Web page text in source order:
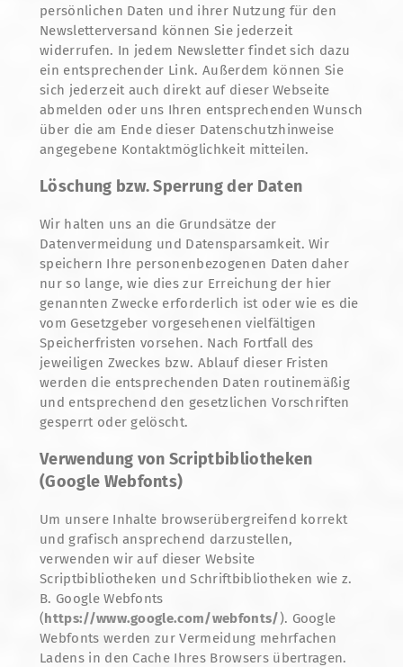
persönlichen Daten und ihrer Nutzung für den
Newsletterversand können Sie jederzeit
widerrufen. In jedem Newsletter findet sich dazu
ein entsprechender Link. Außerdem können Sie
sich jederzeit auch direkt auf dieser Webseite
abmelden oder uns Ihren entsprechenden Wunsch
über die am Ende dieser Datenschutzhinweise
angegebene Kontaktmöglichkeit mitteilen.
Löschung bzw. Sperrung der Daten
Wir halten uns an die Grundsätze der
Datenvermeidung und Datensparsamkeit. Wir
speichern Ihre personenbezogenen Daten daher
nur so lange, wie dies zur Erreichung der hier
genannten Zwecke erforderlich ist oder wie es die
vom Gesetzgeber vorgesehenen vielfältigen
Speicherfristen vorsehen. Nach Fortfall des
jeweiligen Zweckes bzw. Ablauf dieser Fristen
werden die entsprechenden Daten routinemäßig
und entsprechend den gesetzlichen Vorschriften
gesperrt oder gelöscht.
Verwendung von Scriptbibliotheken
(Google Webfonts)
Um unsere Inhalte browserübergreifend korrekt
und grafisch ansprechend darzustellen,
verwenden wir auf dieser Website
Scriptbibliotheken und Schriftbibliotheken wie z.
B. Google Webfonts
(https://www.google.com/webfonts/). Google
Webfonts werden zur Vermeidung mehrfachen
Ladens in den Cache Ihres Browsers übertragen.